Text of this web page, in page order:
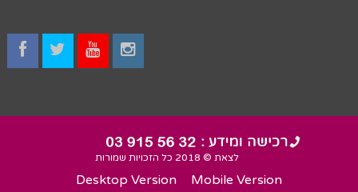
לצאת © 2018 כל הזכויות שמורות
Desktop Version Mobile Version